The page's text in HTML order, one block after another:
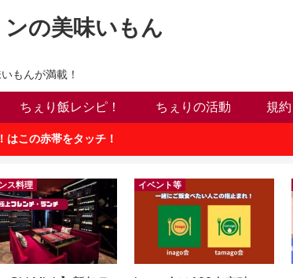
の美味いもん
もんが満載！
ちぇり飯レシピ！ ちぇりの活動 規
はこの赤帯をタッチ！
ス料理 イベント等